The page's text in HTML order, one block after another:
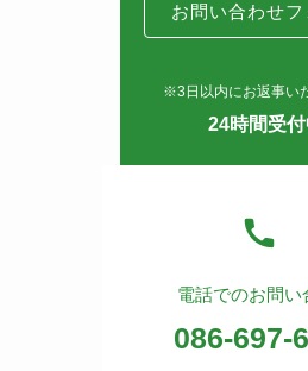
お問い合わせフ
※3日以内にお返事い
24時間受
電話でのお問い
086-697-